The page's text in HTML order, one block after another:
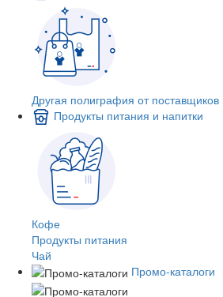
Другая полиграфия от поставщиков
Продукты питания и напитки
Кофе
Продукты питания
Чай
Промо-каталоги